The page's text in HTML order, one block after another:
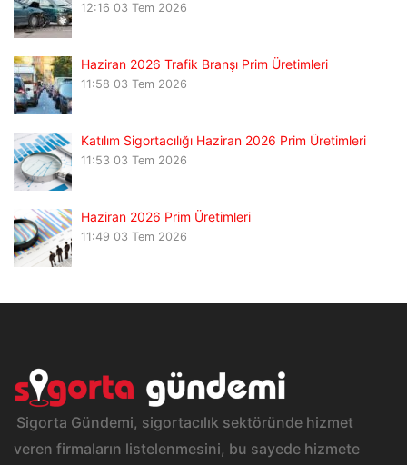
12:16 03 Tem 2026
Haziran 2026 Trafik Branşı Prim Üretimleri
11:58 03 Tem 2026
Katılım Sigortacılığı Haziran 2026 Prim Üretimleri
11:53 03 Tem 2026
Haziran 2026 Prim Üretimleri
11:49 03 Tem 2026
Sigorta Gündemi, sigortacılık sektöründe hizmet
veren firmaların listelenmesini, bu sayede hizmete